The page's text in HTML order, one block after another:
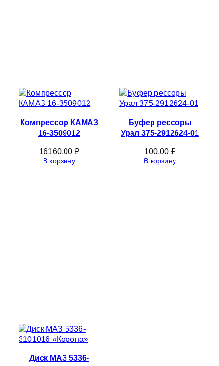
Компрессор КАМАЗ
16-3509012
16160,00 ₽
В корзину
Буфер рессоры
Урал 375-2912624-01
100,00 ₽
В корзину
Диск МАЗ 5336-